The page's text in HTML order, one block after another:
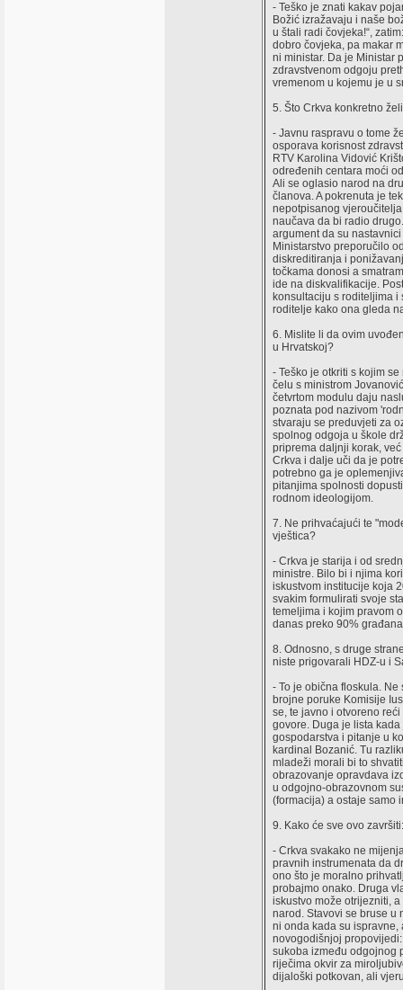
- Teško je znati kakav
Božić izražavaju i naše
u štali radi čovjeka!“,
dobro čovjeka, pa makar
ni ministar. Da je Ministar
zdravstvenom odgoju
vremenom u kojemu je u
5. Što Crkva konkretno
- Javnu raspravu o tome
osporava korisnost
RTV Karolina Vidović
određenih centara moći
Ali se oglasio narod na
članova. A pokrenuta je
nepotpisanog
naučava da bi radio
argument da su
Ministarstvo preporučilo
diskreditiranja i
točkama donosi a
ide na diskvalifikacije.
konsultaciju s roditeljima
roditelje kako ona gleda
6. Mislite li da ovim
u Hrvatskoj?
- Teško je otkriti s kojim
čelu s ministrom
četvrtom modulu daju
poznata pod nazivom
stvaraju se preduvjeti za
spolnog odgoja u škole
priprema daljnji korak,
Crkva i dalje uči da je
potrebno ga je
pitanjima spolnosti
rodnom ideologijom.
7. Ne prihvaćajući te
vještica?
- Crkva je starija i od
ministre. Bilo bi i njima
iskustvom institucije koja
svakim formulirati svoje
temeljima i kojim pravom
danas preko 90%
8. Odnosno, s druge
niste prigovarali HDZ-u i
- To je obična floskula.
brojne poruke Komisije
se, te javno i otvoreno
govore. Duga je lista
gospodarstva i pitanje u
kardinal Bozanić. Tu
mladeži morali bi to
obrazovanje opravdava
u odgojno-obrazovnom
(formacija) a ostaje samo
9. Kako će sve ovo
- Crkva svakako ne
pravnih instrumenata da
ono što je moralno
probajmo onako. Druga
iskustvo može otrijezniti,
narod. Stavovi se bruse u
ni onda kada su
novogodišnjoj
sukoba između odgojnog
riječima okvir za
dijaloški potkovan, ali